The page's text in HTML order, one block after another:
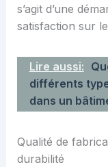
s’agit d’une
satisfaction sur
Lire aussi:
différents
dans un
Qualité de
durabilité